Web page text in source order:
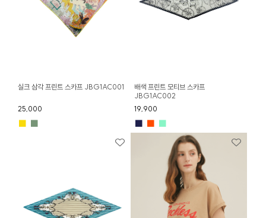
실크 삼각 프린트 스카프 JBG1AC001
25,000
■ ■
배색 프린트 모티브 스카프
JBG1AC002
19,900
■ ■ ■